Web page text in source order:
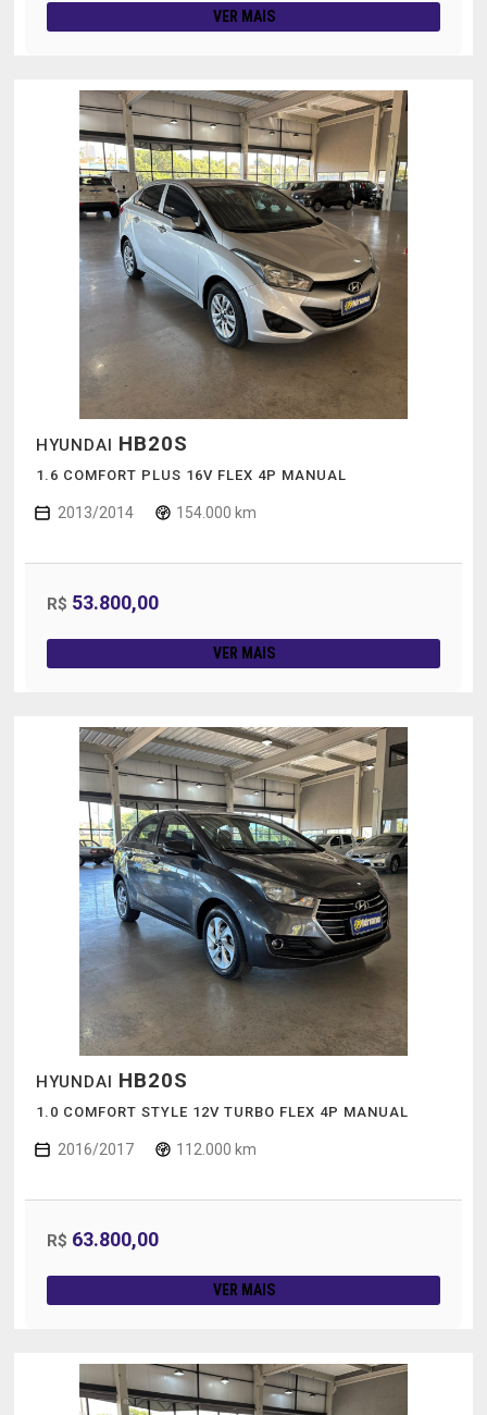
VER MAIS
HYUNDAI HB20S
1.6 COMFORT PLUS 16V FLEX 4P MANUAL
2013/2014 154.000 km
R$ 53.800,00
VER MAIS
HYUNDAI HB20S
1.0 COMFORT STYLE 12V TURBO FLEX 4P MANUAL
2016/2017 112.000 km
R$ 63.800,00
VER MAIS